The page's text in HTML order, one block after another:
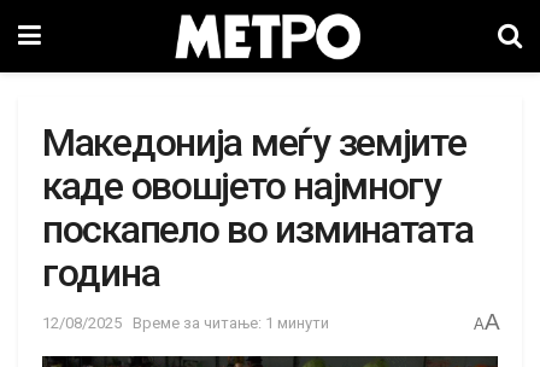
Македонија меѓу земјите
каде овошјето најмногу
поскапело во изминатата
година
12/08/2025 Време за читање: 1 минути AA